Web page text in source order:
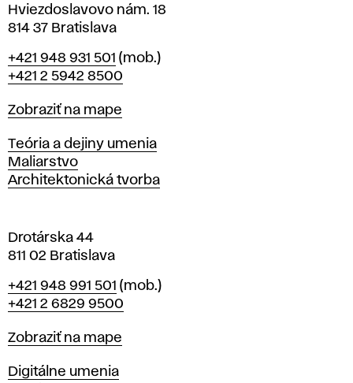
v
r
a
i
l
a
v
Hviezdoslavovo nám. 18
814 37 Bratislava
Telefón
+421 948 931 501 (mob.)
+421 2 5942 8500
Mapa
Zobraziť na mape
Katedry
Teória a dejiny umenia
Maliarstvo
Architektonická tvorba
Drotárska 44
811 02 Bratislava
Telefón
+421 948 991 501 (mob.)
+421 2 6829 9500
Mapa
Zobraziť na mape
Katedry
Digitálne umenia